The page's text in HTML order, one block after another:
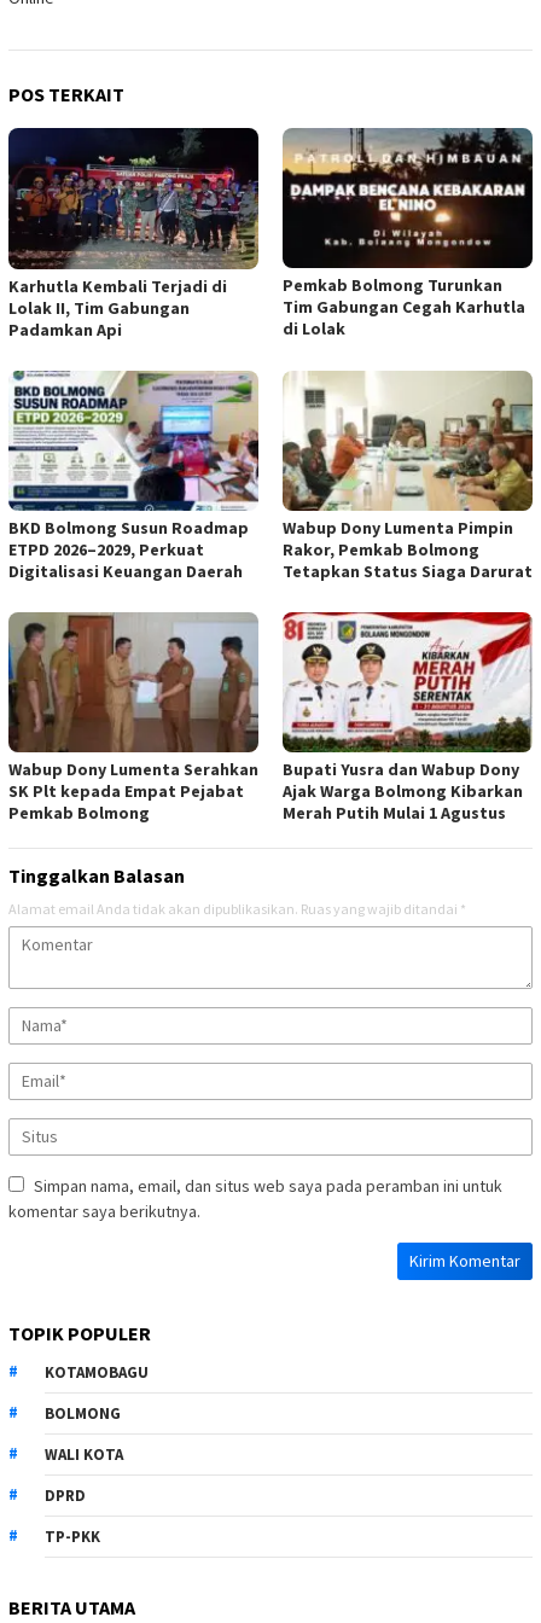
POS TERKAIT
Karhutla Kembali Terjadi di
Lolak II, Tim Gabungan
Padamkan Api
Pemkab Bolmong Turunkan
Tim Gabungan Cegah Karhutla
di Lolak
BKD Bolmong Susun Roadmap
ETPD 2026–2029, Perkuat
Digitalisasi Keuangan Daerah
Wabup Dony Lumenta Pimpin
Rakor, Pemkab Bolmong
Tetapkan Status Siaga Darurat
Wabup Dony Lumenta Serahkan
SK Plt kepada Empat Pejabat
Pemkab Bolmong
Bupati Yusra dan Wabup Dony
Ajak Warga Bolmong Kibarkan
Merah Putih Mulai 1 Agustus
Tinggalkan Balasan
Alamat email Anda tidak akan dipublikasikan. Ruas yang wajib ditandai *
Simpan nama, email, dan situs web saya pada peramban ini untuk
komentar saya berikutnya.
TOPIK POPULER
KOTAMOBAGU
BOLMONG
WALI KOTA
DPRD
TP-PKK
BERITA UTAMA